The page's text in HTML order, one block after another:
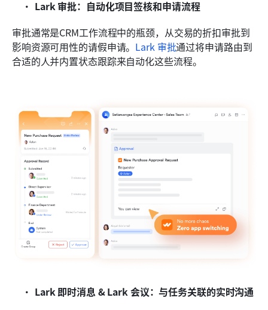
Lark 审批：自动化项目签核和申请流程
审批通常是CRM工作流程中的瓶颈，从交易的折扣审批到
影响资源可用性的请假申请。 Lark 审批通过将申请路由到
合适的人并内置状态跟踪来自动化这些流程。
Lark 即时消息 & Lark 会议：与任务关联的实时沟通